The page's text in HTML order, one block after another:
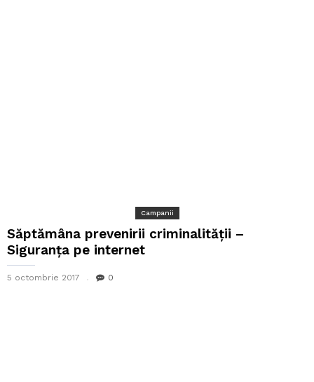
Campanii
Săptămâna prevenirii criminalității –
Siguranța pe internet
5 octombrie 2017 0